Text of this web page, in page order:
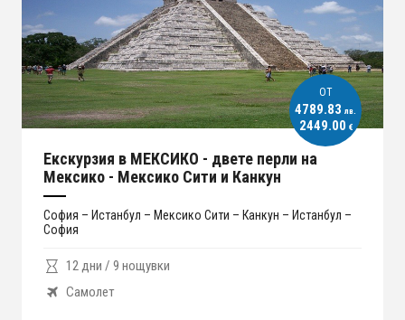
ОT
4789.83 лв.
2449.00 €
Екскурзия в МЕКСИКО - двете перли на
Мексико - Мексико Сити и Канкун
София – Истанбул – Мексико Сити – Канкун – Истанбул –
София
12 дни / 9 нощувки
Самолет